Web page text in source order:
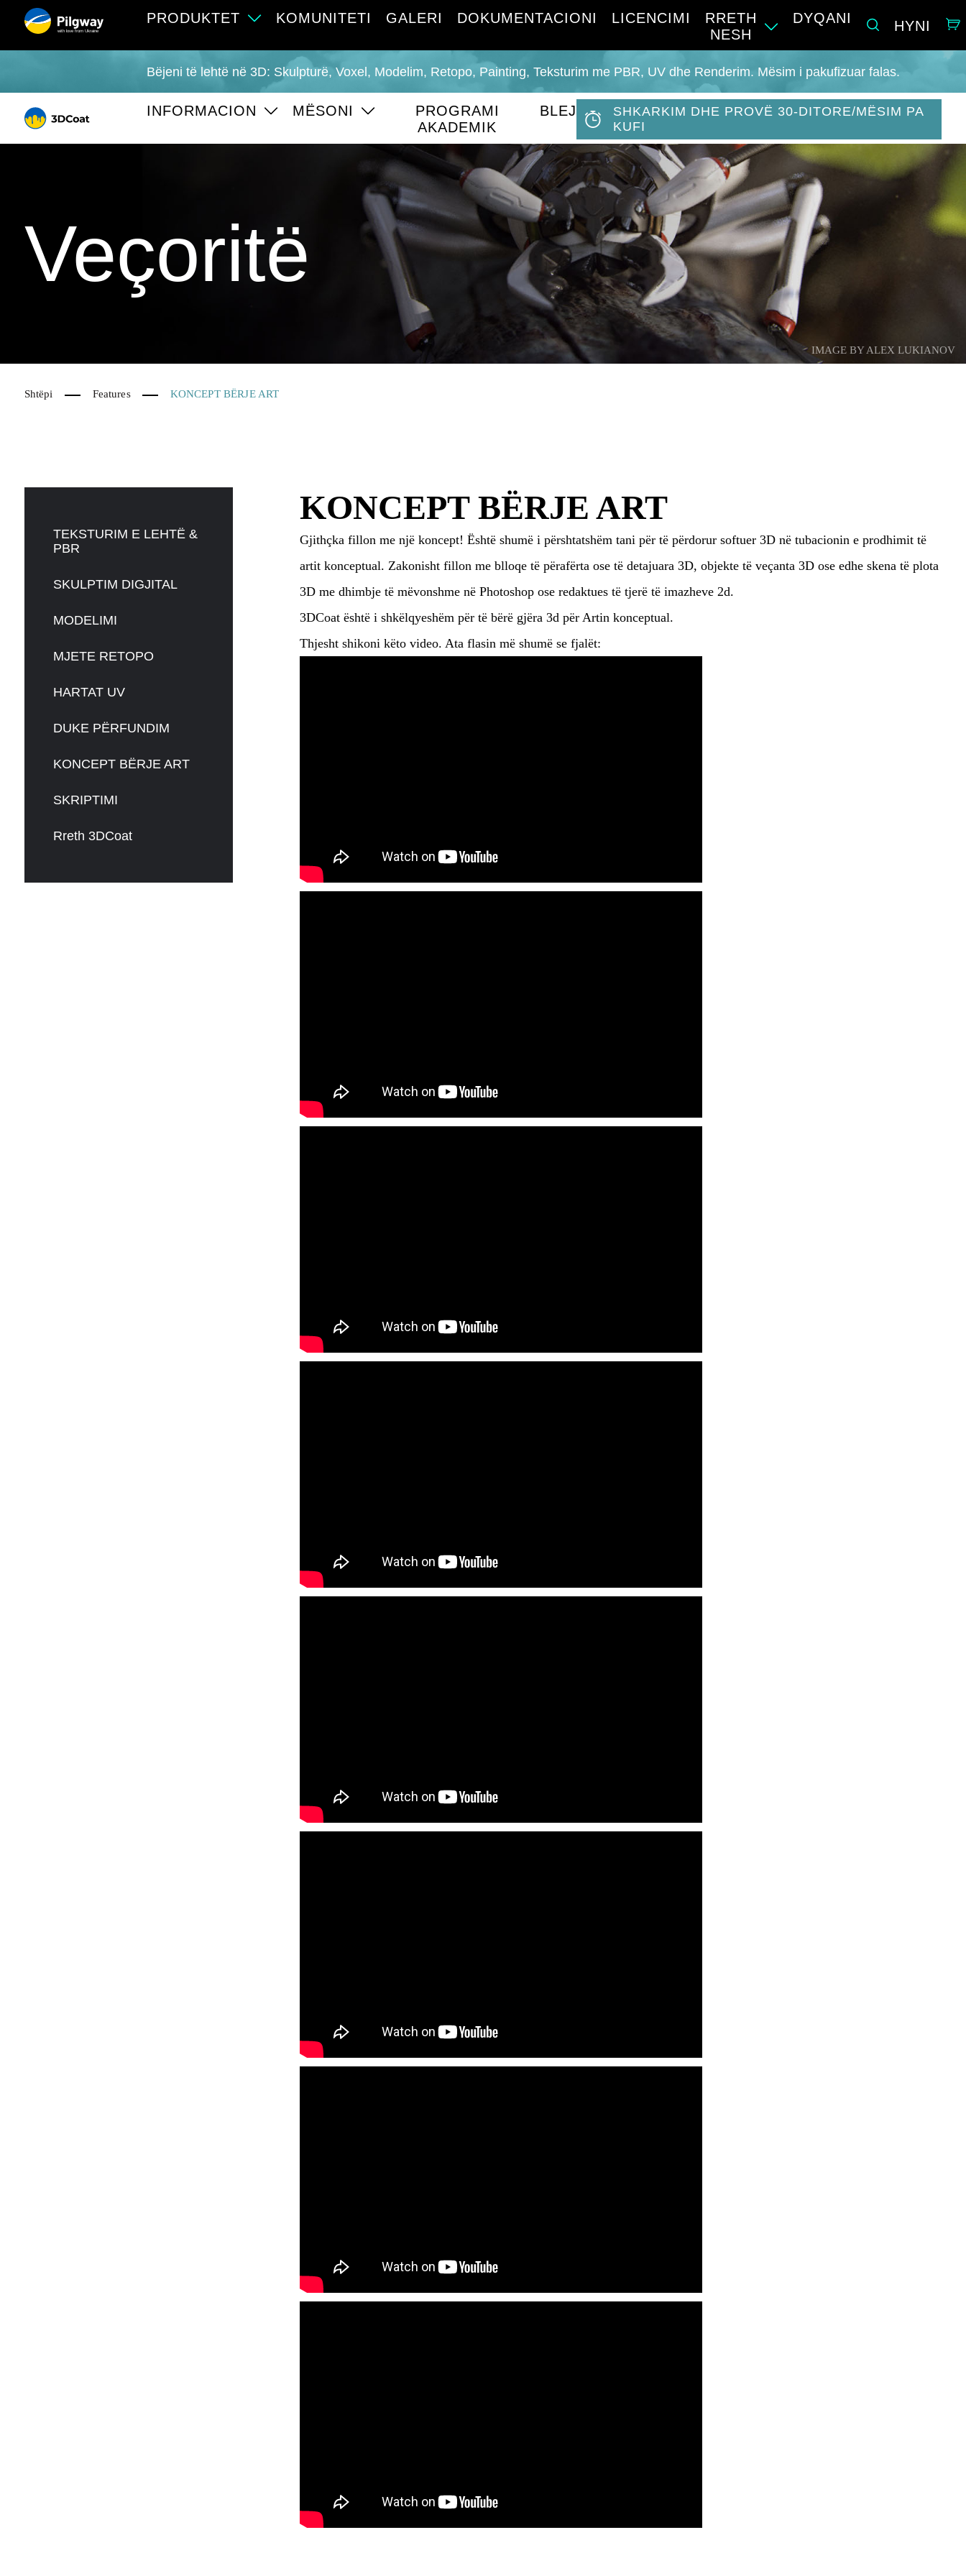
with love from Ukraine
PRODUKTET KOMUNITETI GALERI DOKUMENTACIONI LICENCIMI
RRETH
NESH
DYQANI
HYNI
Bëjeni të lehtë në 3D: Skulpturë, Voxel, Modelim, Retopo, Painting, Teksturim me PBR, UV dhe Renderim. Mësim i pakufizuar falas.
INFORMACION MËSONI
PROGRAMI
AKADEMIK
BLEJ
SHKARKIM DHE PROVË 30-DITORE/MËSIM PA
KUFI
IMAGE BY ALEX LUKIANOV
Veçoritë
Shtëpi Features KONCEPT BËRJE ART
TEKSTURIM E LEHTË &
PBR
SKULPTIM DIGJITAL
MODELIMI
MJETE RETOPO
HARTAT UV
DUKE PËRFUNDIM
KONCEPT BËRJE ART
SKRIPTIMI
Rreth 3DCoat
KONCEPT BËRJE ART
Gjithçka fillon me një koncept! Është shumë i përshtatshëm tani për të përdorur softuer 3D në tubacionin e prodhimit të
artit konceptual. Zakonisht fillon me blloqe të përafërta ose të detajuara 3D, objekte të veçanta 3D ose edhe skena të plota
3D me dhimbje të mëvonshme në Photoshop ose redaktues të tjerë të imazheve 2d.
3DCoat është i shkëlqyeshëm për të bërë gjëra 3d për Artin konceptual.
Thjesht shikoni këto video. Ata flasin më shumë se fjalët: